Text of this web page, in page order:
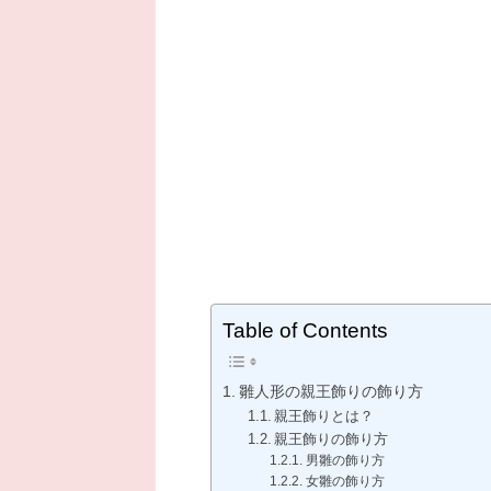
Table of Contents
雛人形の親王飾りの飾り方
親王飾りとは？
親王飾りの飾り方
男雛の飾り方
女雛の飾り方